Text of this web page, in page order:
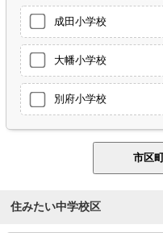
成田小学校
大幡小学校
別府小学校
住みたい中学校区